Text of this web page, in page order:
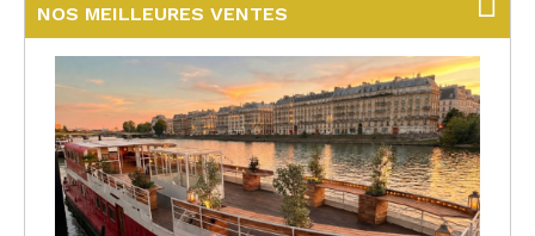
NOS MEILLEURES VENTES